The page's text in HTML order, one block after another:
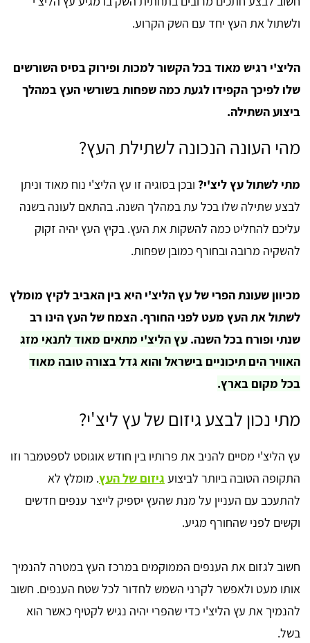
ולשתול את העץ יחד עם השק הקרוע.
הליצ'י רגיש מאוד בכל הקשור למכות ופירוק בסיס השורשים
שלו לפיכך הקפידו לגעת כמה שפחות בשורשי העץ במהלך
ביצוע השתילה.
מהי העונה הנכונה לשתילת העץ?
מתי לשתול עץ ליצ'י? ובכן בסוגיה זו עץ הליצ'י נוח מאוד וניתן
לבצע שתילה שלו בכל עת במהלך השנה. בהתאם לעונה בשנה
עליכם להחליט כמה להשקות את העץ. בקיץ העץ יהיה זקוק
להשקיה מרובה ובחורף כמובן שפחות.
מכיוון שעונת הפרי של עץ הליצ'י היא בין האביב לקיץ מומלץ
לשתול את העץ מעט לפני החורף. הצמח של העץ הינו רב
שנתי ופורח בכל השנה. עץ הליצ'י מתאים מאוד לתנאי מזג
האוויר הים תיכוניים בישראל והוא גדל בצורה טובה מאוד
בכל מקום בארץ.
מתי נכון לבצע גיזום של עץ ליצ'י?
עץ הליצ'י מסיים להניב את פרותיו בין חודש אוגוסט לספטמבר וזו
התקופה הטובה ביותר לביצוע גיזום של העץ. מומלץ לא
להתעכב עם העניין על מנת שהעץ יספיק לייצר ענפים חדשים
וקשים לפני שהחורף מגיע.
חשוב לגזום את הענפים הממוקמים במרכז העץ במטרה להנמיך
אותו מעט ולאפשר לקרני השמש לחדור לכל שטח הענפים. חשוב
להנמיך את עץ הליצ'י כדי שהפרי יהיה נגיש לקטיף כאשר הוא
בשל.